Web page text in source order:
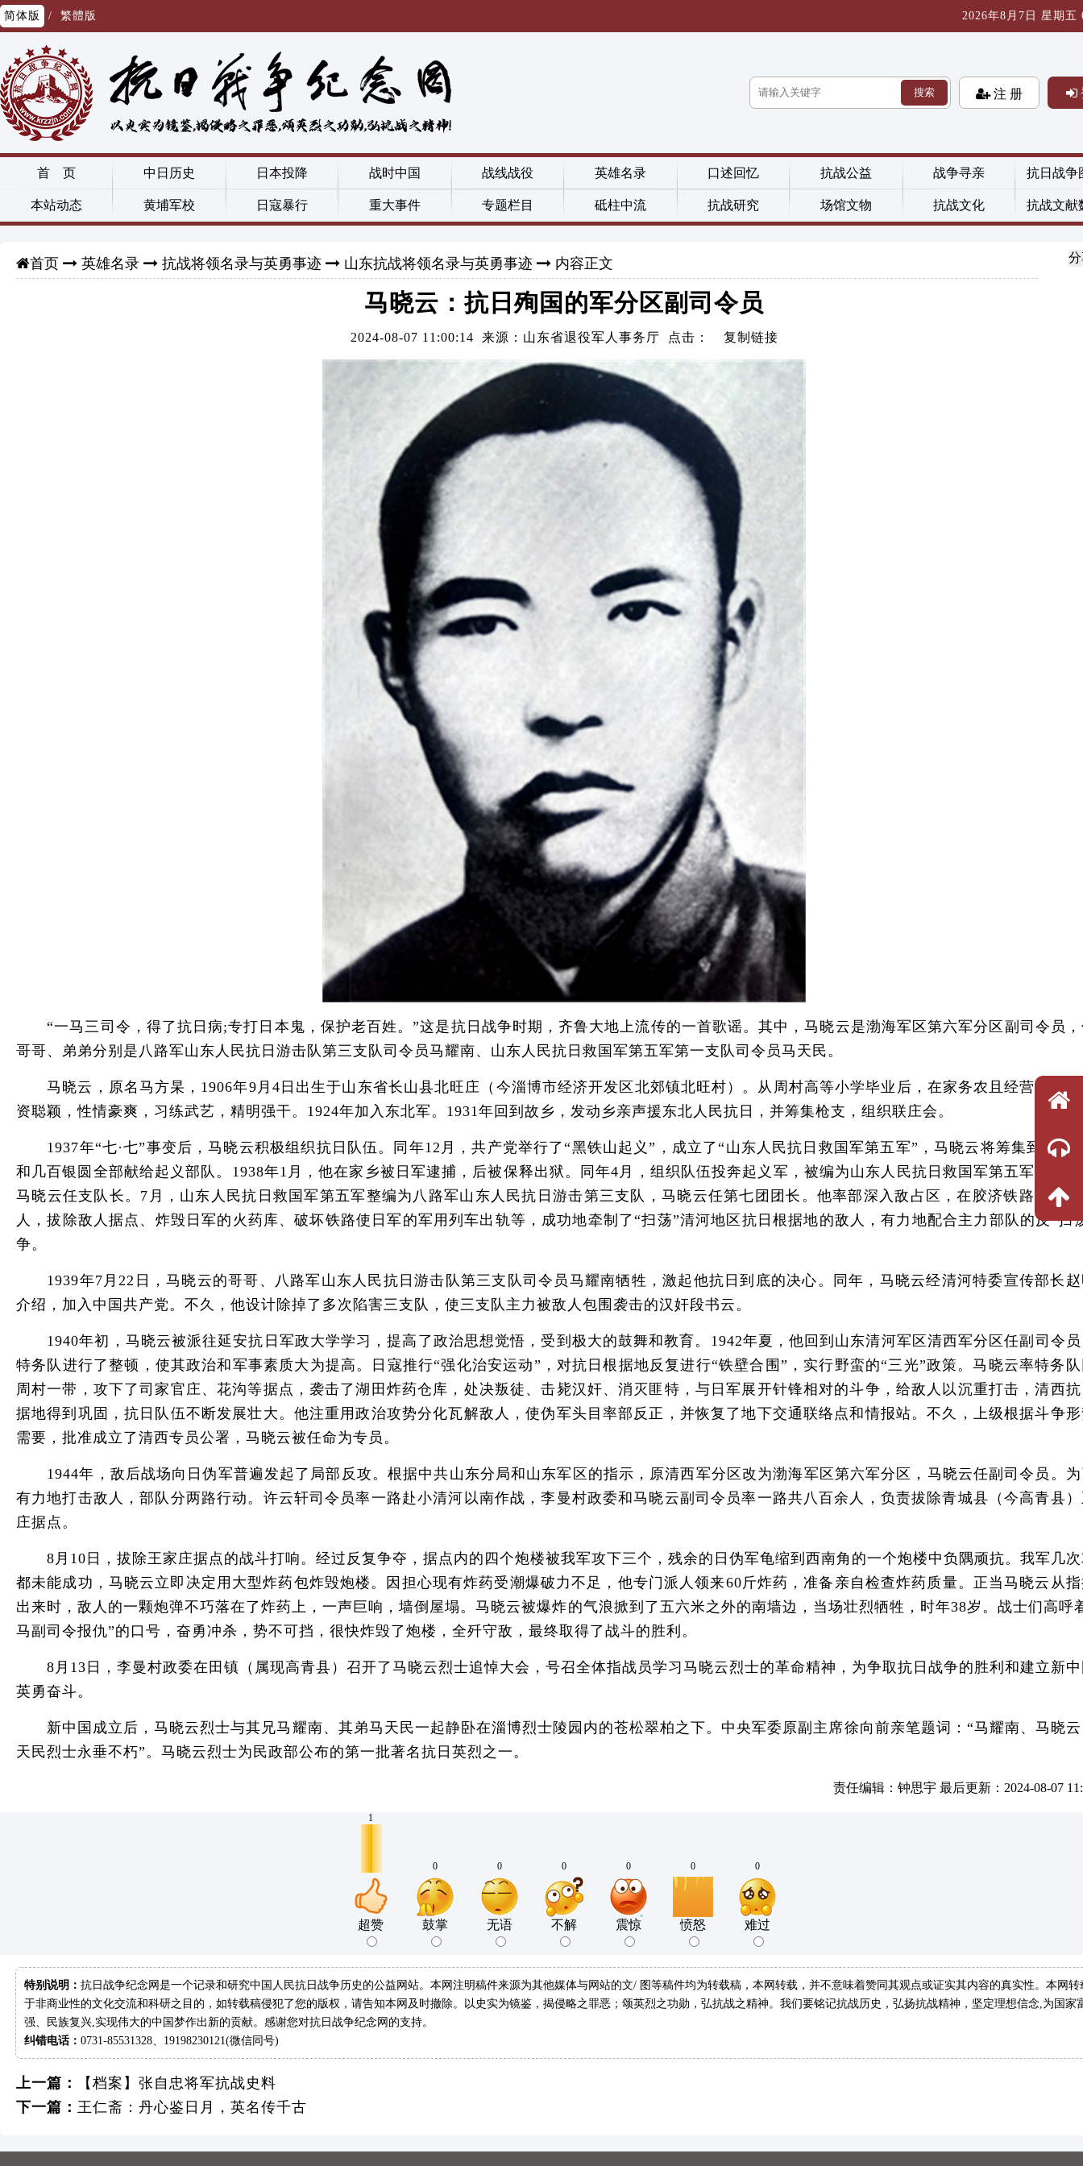
简体版 / 繁體版 2026年8月7日 星期五
搜索 注 册
首 页 中日历史 日本投降 战时中国 战线战役 英雄名录 口述回忆 抗战公益 战争寻亲 抗日战争
本站动态 黄埔军校 日寇暴行 重大事件 专题栏目 砥柱中流 抗战研究 场馆文物 抗战文化 抗战文献
首页 英雄名录 抗战将领名录与英勇事迹 山东抗战将领名录与英勇事迹 内容正文
马晓云：抗日殉国的军分区副司令员
2024-08-07 11:00:14 来源：山东省退役军人事务厅 点击： 复制链接
“一马三司令，得了抗日病;专打日本鬼，保护老百姓。”这是抗日战争时期，齐鲁大地上流传的一首歌谣。其中，马晓云是渤海军区第六军分区副司令员
哥哥、弟弟分别是八路军山东人民抗日游击队第三支队司令员马耀南、山东人民抗日救国军第五军第一支队司令员马天民。
马晓云，原名马方杲，1906年9月4日出生于山东省长山县北旺庄（今淄博市经济开发区北郊镇北旺村）。从周村高等小学毕业后，在家务农且经营作坊
资聪颖，性情豪爽，习练武艺，精明强干。1924年加入东北军。1931年回到故乡，发动乡亲声援东北人民抗日，并筹集枪支，组织联庄会。
1937年“七·七”事变后，马晓云积极组织抗日队伍。同年12月，共产党举行了“黑铁山起义”，成立了“山东人民抗日救国军第五军”，马晓云将筹集到的3
和几百银圆全部献给起义部队。1938年1月，他在家乡被日军逮捕，后被保释出狱。同年4月，组织队伍投奔起义军，被编为山东人民抗日救国军第五军第七
马晓云任支队长。7月，山东人民抗日救国军第五军整编为八路军山东人民抗日游击第三支队，马晓云任第七团团长。他率部深入敌占区，在胶济铁路沿线
人，拔除敌人据点、炸毁日军的火药库、破坏铁路使日军的军用列车出轨等，成功地牵制了“扫荡”清河地区抗日根据地的敌人，有力地配合主力部队的反“扫
争。
1939年7月22日，马晓云的哥哥、八路军山东人民抗日游击队第三支队司令员马耀南牺牲，激起他抗日到底的决心。同年，马晓云经清河特委宣传部长
介绍，加入中国共产党。不久，他设计除掉了多次陷害三支队，使三支队主力被敌人包围袭击的汉奸段书云。
1940年初，马晓云被派往延安抗日军政大学学习，提高了政治思想觉悟，受到极大的鼓舞和教育。1942年夏，他回到山东清河军区清西军分区任副司令
特务队进行了整顿，使其政治和军事素质大为提高。日寇推行“强化治安运动”，对抗日根据地反复进行“铁壁合围”，实行野蛮的“三光”政策。马晓云率特务
周村一带，攻下了司家官庄、花沟等据点，袭击了湖田炸药仓库，处决叛徒、击毙汉奸、消灭匪特，与日军展开针锋相对的斗争，给敌人以沉重打击，清西
据地得到巩固，抗日队伍不断发展壮大。他注重用政治攻势分化瓦解敌人，使伪军头目率部反正，并恢复了地下交通联络点和情报站。不久，上级根据斗争
需要，批准成立了清西专员公署，马晓云被任命为专员。
1944年，敌后战场向日伪军普遍发起了局部反攻。根据中共山东分局和山东军区的指示，原清西军分区改为渤海军区第六军分区，马晓云任副司令员。
有力地打击敌人，部队分两路行动。许云轩司令员率一路赴小清河以南作战，李曼村政委和马晓云副司令员率一路共八百余人，负责拔除青城县（今高青县
庄据点。
8月10日，拔除王家庄据点的战斗打响。经过反复争夺，据点内的四个炮楼被我军攻下三个，残余的日伪军龟缩到西南角的一个炮楼中负隅顽抗。我军几
都未能成功，马晓云立即决定用大型炸药包炸毁炮楼。因担心现有炸药受潮爆破力不足，他专门派人领来60斤炸药，准备亲自检查炸药质量。正当马晓云从
出来时，敌人的一颗炮弹不巧落在了炸药上，一声巨响，墙倒屋塌。马晓云被爆炸的气浪掀到了五六米之外的南墙边，当场壮烈牺牲，时年38岁。战士们高呼
马副司令报仇”的口号，奋勇冲杀，势不可挡，很快炸毁了炮楼，全歼守敌，最终取得了战斗的胜利。
8月13日，李曼村政委在田镇（属现高青县）召开了马晓云烈士追悼大会，号召全体指战员学习马晓云烈士的革命精神，为争取抗日战争的胜利和建立新
英勇奋斗。
新中国成立后，马晓云烈士与其兄马耀南、其弟马天民一起静卧在淄博烈士陵园内的苍松翠柏之下。中央军委原副主席徐向前亲笔题词：“马耀南、马晓
天民烈士永垂不朽”。马晓云烈士为民政部公布的第一批著名抗日英烈之一。
责任编辑：钟思宇 最后更新：2024-08-07
1
超赞
0
鼓掌
0
无语
0
不解
0
震惊
0
愤怒
0
难过
特别说明： 抗日战争纪念网是一个记录和研究中国人民抗日战争历史的公益网站。本网注明稿件来源为其他媒体与网站的文/ 图等稿件均为转载稿，本网转载，并不意味着赞同其观点或证实其内容的真实性。本网转
于非商业性的文化交流和科研之目的，如转载稿侵犯了您的版权，请告知本网及时撤除。以史实为镜鉴，揭侵略之罪恶；颂英烈之功勋，弘抗战之精神。我们要铭记抗战历史，弘扬抗战精神，坚定理想信念,为国家
强、民族复兴,实现伟大的中国梦作出新的贡献。感谢您对抗日战争纪念网的支持。
纠错电话： 0731-85531328、19198230121(微信同号)
上一篇：
【档案】张自忠将军抗战史料
下一篇： 王仁斋：丹心鉴日月，英名传千古